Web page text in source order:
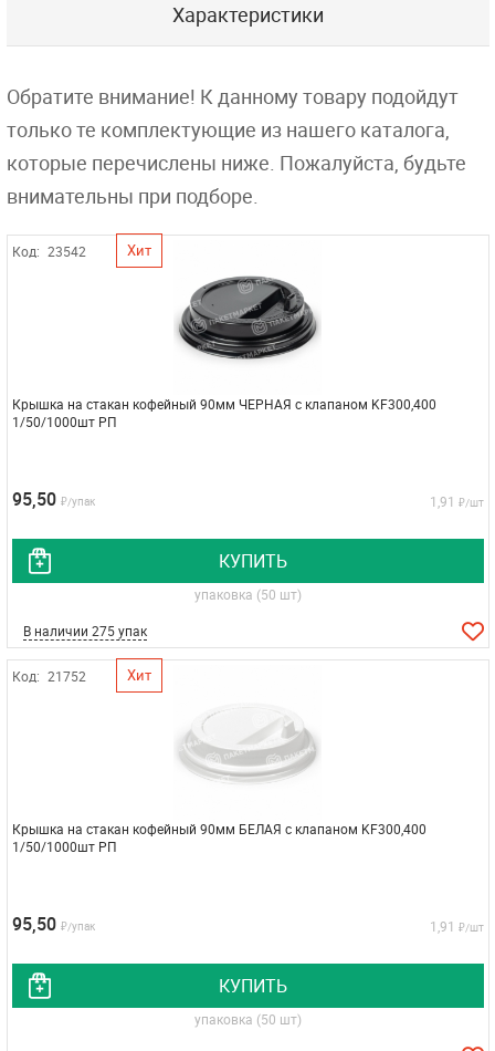
Характеристики
Обратите внимание! К данному товару подойдут
только те комплектующие из нашего каталога,
которые перечислены ниже. Пожалуйста, будьте
внимательны при подборе.
Код: 23542 Хит
Крышка на стакан кофейный 90мм ЧЕРНАЯ с клапаном KF300,400
1/50/1000шт РП
95,50 ₽/упак 1,91 ₽/шт
КУПИТЬ
упаковка (50 шт)
В наличии 275 упак
Код: 21752 Хит
Крышка на стакан кофейный 90мм БЕЛАЯ с клапаном KF300,400
1/50/1000шт РП
95,50 ₽/упак 1,91 ₽/шт
КУПИТЬ
упаковка (50 шт)